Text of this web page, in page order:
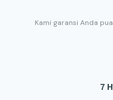
Kami garansi Anda
7